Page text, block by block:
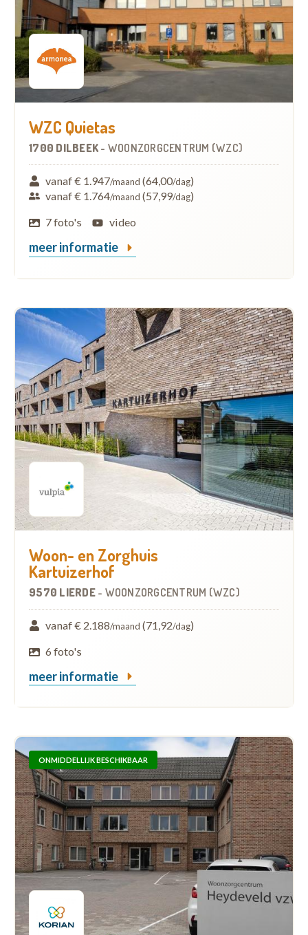
WZC Quietas
1700 DILBEEK- WOONZORGCENTRUM (WZC)
vanaf € 1.947/maand (64,00/dag)
vanaf € 1.764/maand (57,99/dag)
7 foto's
video
meer informatie
Woon- en Zorghuis
Kartuizerhof
9570 LIERDE - WOONZORGCENTRUM (WZC)
vanaf € 2.188/maand (71,92/dag)
6 foto's
meer informatie
ONMIDDELLIJK BESCHIKBAAR